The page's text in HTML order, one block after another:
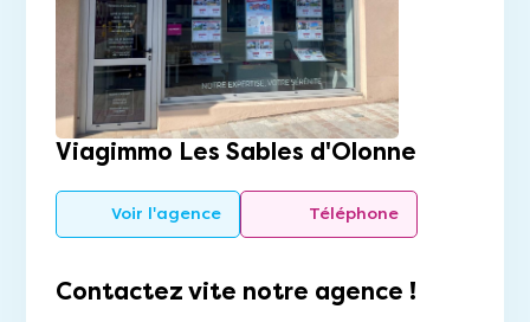
Viagimmo Les Sables d'Olonne
Voir l'agence Téléphone
Contactez vite notre agence !